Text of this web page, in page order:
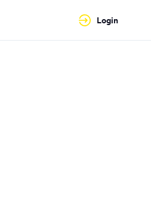
Login